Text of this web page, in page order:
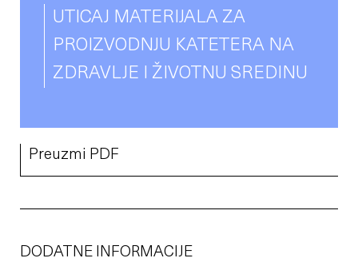
UTICAJ MATERIJALA ZA
PROIZVODNJU KATETERA NA
ZDRAVLJE I ŽIVOTNU SREDINU
Preuzmi PDF
DODATNE INFORMACIJE